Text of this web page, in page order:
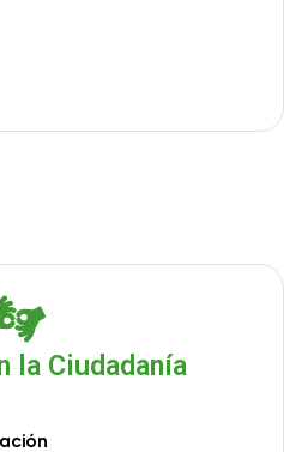
la Ciudadanía